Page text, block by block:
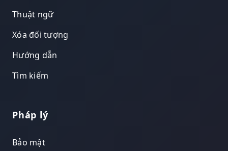
Thuật ngữ
Xóa đối tượng
Hướng dẫn
Tìm kiếm
Pháp lý
Bảo mật